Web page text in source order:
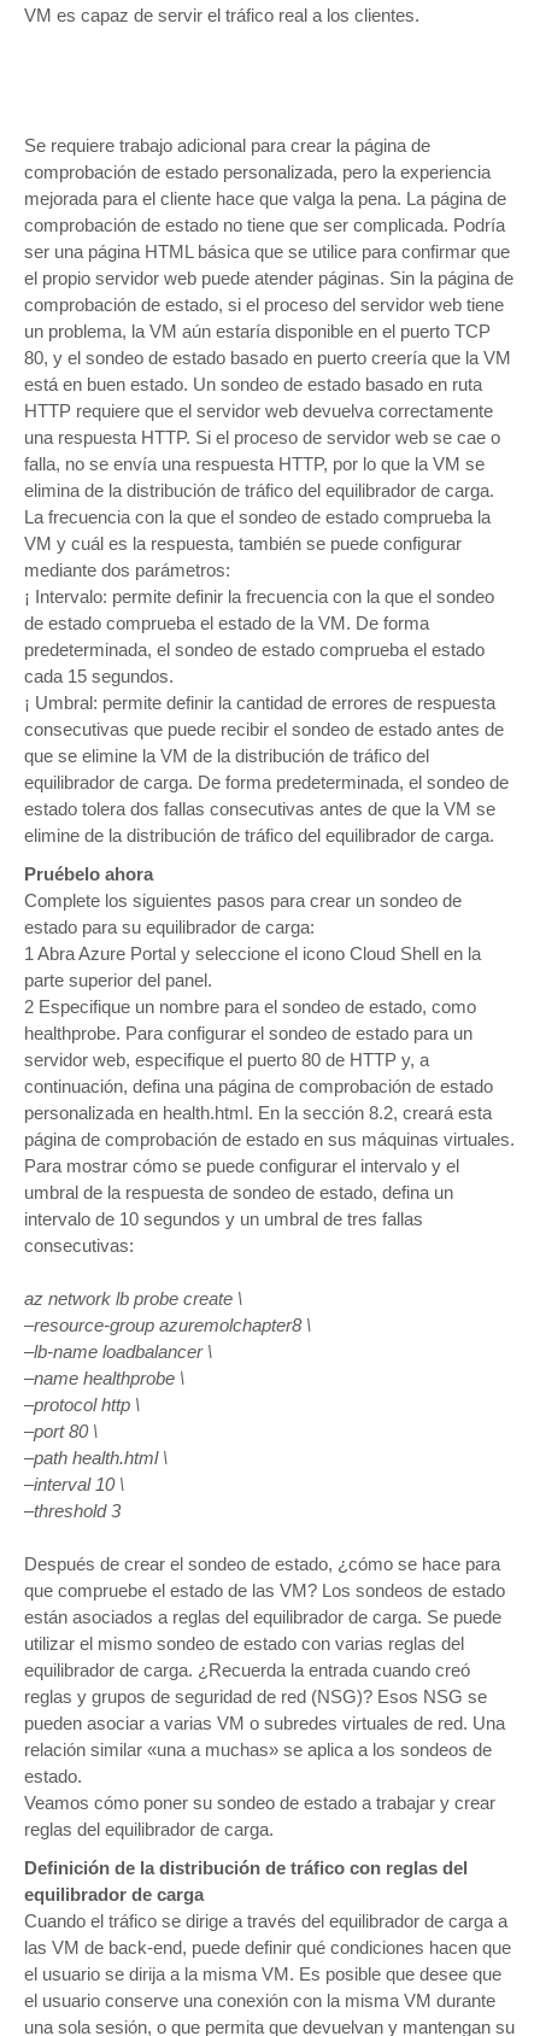
VM es capaz de servir el tráfico real a los clientes.
Se requiere trabajo adicional para crear la página de
comprobación de estado personalizada, pero la experiencia
mejorada para el cliente hace que valga la pena. La página de
comprobación de estado no tiene que ser complicada. Podría
ser una página HTML básica que se utilice para confirmar que
el propio servidor web puede atender páginas. Sin la página de
comprobación de estado, si el proceso del servidor web tiene
un problema, la VM aún estaría disponible en el puerto TCP
80, y el sondeo de estado basado en puerto creería que la VM
está en buen estado. Un sondeo de estado basado en ruta
HTTP requiere que el servidor web devuelva correctamente
una respuesta HTTP. Si el proceso de servidor web se cae o
falla, no se envía una respuesta HTTP, por lo que la VM se
elimina de la distribución de tráfico del equilibrador de carga.
La frecuencia con la que el sondeo de estado comprueba la
VM y cuál es la respuesta, también se puede configurar
mediante dos parámetros:
¡ Intervalo: permite definir la frecuencia con la que el sondeo
de estado comprueba el estado de la VM. De forma
predeterminada, el sondeo de estado comprueba el estado
cada 15 segundos.
¡ Umbral: permite definir la cantidad de errores de respuesta
consecutivas que puede recibir el sondeo de estado antes de
que se elimine la VM de la distribución de tráfico del
equilibrador de carga. De forma predeterminada, el sondeo de
estado tolera dos fallas consecutivas antes de que la VM se
elimine de la distribución de tráfico del equilibrador de carga.
Pruébelo ahora
Complete los siguientes pasos para crear un sondeo de
estado para su equilibrador de carga:
1 Abra Azure Portal y seleccione el icono Cloud Shell en la
parte superior del panel.
2 Especifique un nombre para el sondeo de estado, como
healthprobe. Para configurar el sondeo de estado para un
servidor web, especifique el puerto 80 de HTTP y, a
continuación, defina una página de comprobación de estado
personalizada en health.html. En la sección 8.2, creará esta
página de comprobación de estado en sus máquinas virtuales.
Para mostrar cómo se puede configurar el intervalo y el
umbral de la respuesta de sondeo de estado, defina un
intervalo de 10 segundos y un umbral de tres fallas
consecutivas:
az network lb probe create \
–resource-group azuremolchapter8 \
–lb-name loadbalancer \
–name healthprobe \
–protocol http \
–port 80 \
–path health.html \
–interval 10 \
–threshold 3
Después de crear el sondeo de estado, ¿cómo se hace para
que compruebe el estado de las VM? Los sondeos de estado
están asociados a reglas del equilibrador de carga. Se puede
utilizar el mismo sondeo de estado con varias reglas del
equilibrador de carga. ¿Recuerda la entrada cuando creó
reglas y grupos de seguridad de red (NSG)? Esos NSG se
pueden asociar a varias VM o subredes virtuales de red. Una
relación similar «una a muchas» se aplica a los sondeos de
estado.
Veamos cómo poner su sondeo de estado a trabajar y crear
reglas del equilibrador de carga.
Definición de la distribución de tráfico con reglas del
equilibrador de carga
Cuando el tráfico se dirige a través del equilibrador de carga a
las VM de back-end, puede definir qué condiciones hacen que
el usuario se dirija a la misma VM. Es posible que desee que
el usuario conserve una conexión con la misma VM durante
una sola sesión, o que permita que devuelvan y mantengan su